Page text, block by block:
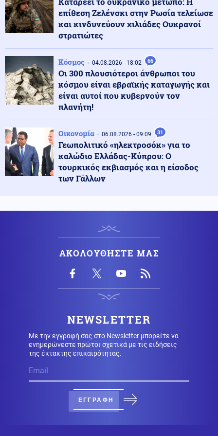
Κόσμος 06.08.2026 - 12:46
Βόρεια Κορέα: Eξαπέλυσε βλήμα προς τη θάλασσα της
Ιαπωνίας
Κοινωνία 06.08.2026 - 12:43
Τροχαίο δυστύχημα με θύμα 42χρονο μοτοσικλετιστή
στη Μύκονο
Κυπριακό 06.08.2026 - 12:27
Η ηρωική μάχη του 256 Τάγματος Πεζικού στη Λάπηθο
και τον Καραβά
Οικονομία 06.08.2026 - 12:17
Ακρίβεια στην Ευρώπη: Από το ελαιόλαδο μέχρι τα
06.08.2026 - 12:14
Μητσοτάκης: «Η απόφασή μας να υπαχθεί ο ΟΠΕΚΕΠΕ
Επιστήμη 06.08.2026 - 12:05
ως μυστική βάση UFO;
Πολιτική
ΕΛΑΣ κατά Γεωργιάδη για την κατάρρευση οροφής στο
Νοσοκομείο Κορίνθου
Αγροτικές ενισχύσεις: Σε λειτουργία η νέα πλατφόρμα
myAGRO της ΑΑΔΕ
επίθεση Ζελένσκι στην Ρωσία τελείωσε
και κινδυνεύουν χιλιάδες Ουκρανοί
στρατιώτες
Κόσμος 04.08.2026 - 18:02 66
Οι 300 πλουσιότεροι άνθρωποι του
κόσμου είναι εβραϊκής καταγωγής και
είναι αυτοί που κυβερνούν τον
πλανήτη!
Οικονομία 06.08.2026 - 09:09 31
Γεωπολιτικό «ηλεκτροσόκ» για το
καλώδιο Ελλάδας-Κύπρου: Ο
τουρκικός εκβιασμός και η είσοδος
των Γάλλων
ΑΚΟΛΟΥΘΗΣΤΕ ΜΑΣ
NEWSLETTER
Με την εγγραφή σας στο Newsletter μπορείτε να
ενημερώνεστε πρώτοι σχετικά με τις ειδήσεις
της έκτακτης επικαιρότητας.
ΕΓΓΡΑΦΗ